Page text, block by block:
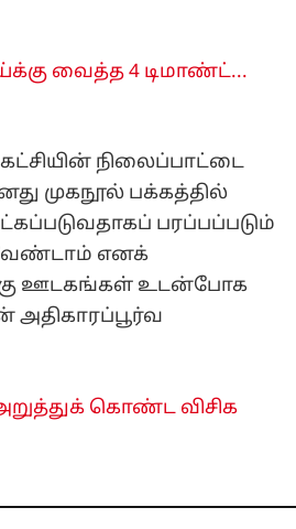
வைத்த 4 டிமாண்ட்...
நிலைப்பாட்டை
முகநூல் பக்கத்தில்
பரப்பப்படும்
எனக்
ஊடகங்கள் உடன்போக
அதிகாரப்பூர்வ
கொண்ட விசிக